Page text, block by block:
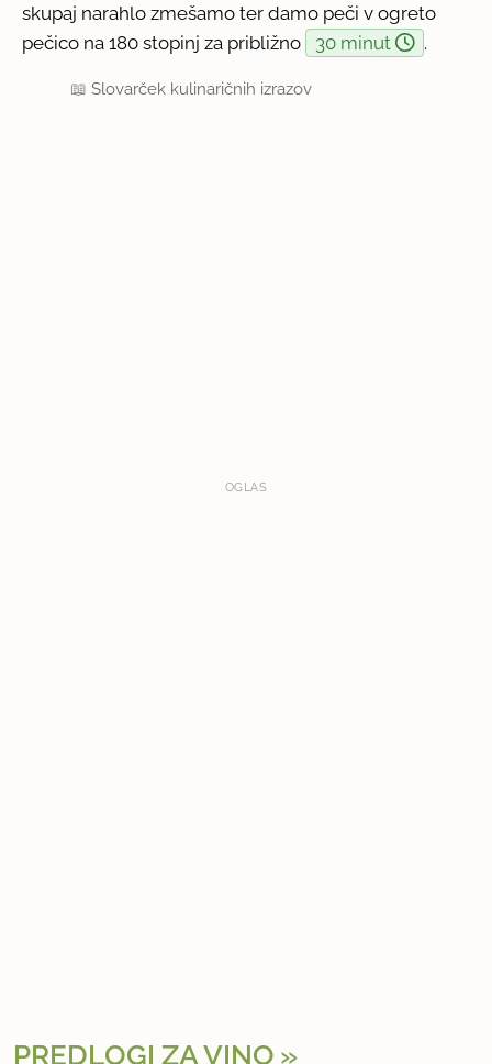
skupaj narahlo zmešamo ter damo peči v ogreto
pečico na 180 stopinj za približno
30 minut .
📖Slovarček kulinaričnih izrazov
OGLAS
PREDLOGI ZA VINO